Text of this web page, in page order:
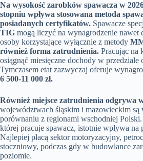
Na wysokość zarobków spawacza w
stopniu wpływa stosowana metoda
posiadanych certyfikatów. Spawacze
TIG mogą liczyć na wynagrodzenie nawet
osoby korzystające wyłącznie z metody
również forma zatrudnienia. Pracując na
osiągnąć miesięczne dochody w przedziale
Tymczasem etat zazwyczaj oferuje
6 500-11 000 zł.
Również miejsce zatrudnienia odgrywa
województwach śląskim i mazowieckim są
porównaniu z regionami wschodniej
której pracuje spawacz, istotnie wpływa na
Najlepiej płacą sektor motoryzacyjny,
stoczniowy, podczas gdy w budowlance
poziomie.